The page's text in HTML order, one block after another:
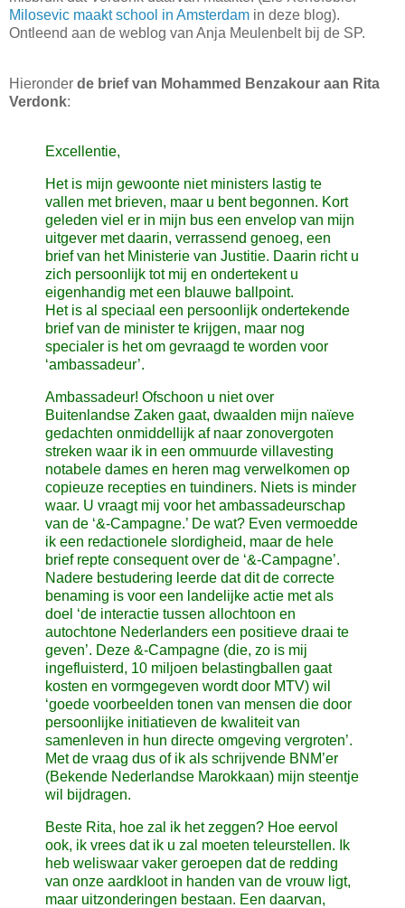
Milosevic maakt school in Amsterdam in deze blog).
Ontleend aan de weblog van Anja Meulenbelt bij de SP.
Hieronder de brief van Mohammed Benzakour aan Rita
Verdonk:
Excellentie,
Het is mijn gewoonte niet ministers lastig te
vallen met brieven, maar u bent begonnen. Kort
geleden viel er in mijn bus een envelop van mijn
uitgever met daarin, verrassend genoeg, een
brief van het Ministerie van Justitie. Daarin richt u
zich persoonlijk tot mij en ondertekent u
eigenhandig met een blauwe ballpoint.
Het is al speciaal een persoonlijk ondertekende
brief van de minister te krijgen, maar nog
specialer is het om gevraagd te worden voor
‘ambassadeur’.
Ambassadeur! Ofschoon u niet over
Buitenlandse Zaken gaat, dwaalden mijn naïeve
gedachten onmiddellijk af naar zonovergoten
streken waar ik in een ommuurde villavesting
notabele dames en heren mag verwelkomen op
copieuze recepties en tuindiners. Niets is minder
waar. U vraagt mij voor het ambassadeurschap
van de ‘&-Campagne.’ De wat? Even vermoedde
ik een redactionele slordigheid, maar de hele
brief repte consequent over de ‘&-Campagne’.
Nadere bestudering leerde dat dit de correcte
benaming is voor een landelijke actie met als
doel ‘de interactie tussen allochtoon en
autochtone Nederlanders een positieve draai te
geven’. Deze &-Campagne (die, zo is mij
ingefluisterd, 10 miljoen belastingballen gaat
kosten en vormgegeven wordt door MTV) wil
‘goede voorbeelden tonen van mensen die door
persoonlijke initiatieven de kwaliteit van
samenleven in hun directe omgeving vergroten’.
Met de vraag dus of ik als schrijvende BNM’er
(Bekende Nederlandse Marokkaan) mijn steentje
wil bijdragen.
Beste Rita, hoe zal ik het zeggen? Hoe eervol
ook, ik vrees dat ik u zal moeten teleurstellen. Ik
heb weliswaar vaker geroepen dat de redding
van onze aardkloot in handen van de vrouw ligt,
maar uitzonderingen bestaan. Een daarvan,